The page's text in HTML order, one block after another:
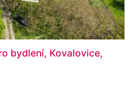
bydlení, Kovalovice,